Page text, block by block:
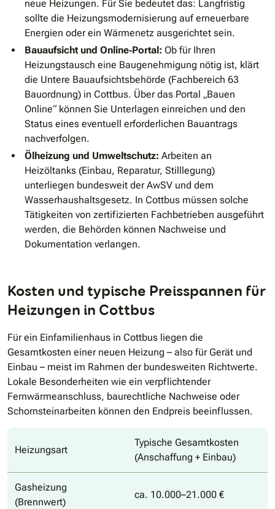
neue Heizungen. Für Sie bedeutet das: Langfristig
sollte die Heizungsmodernisierung auf erneuerbare
Energien oder ein Wärmenetz ausgerichtet sein.
Bauaufsicht und Online‐Portal: Ob für Ihren
Heizungstausch eine Baugenehmigung nötig ist, klärt
die Untere Bauaufsichtsbehörde (Fachbereich 63
Bauordnung) in Cottbus. Über das Portal „Bauen
Online“ können Sie Unterlagen einreichen und den
Status eines eventuell erforderlichen Bauantrags
nachverfolgen.
Ölheizung und Umweltschutz: Arbeiten an
Heizöltanks (Einbau, Reparatur, Stilllegung)
unterliegen bundesweit der AwSV und dem
Wasserhaushaltsgesetz. In Cottbus müssen solche
Tätigkeiten von zertifizierten Fachbetrieben ausgeführt
werden, die Behörden können Nachweise und
Dokumentation verlangen.
Kosten und typische Preisspannen für
Heizungen in Cottbus
Für ein Einfamilienhaus in Cottbus liegen die
Gesamtkosten einer neuen Heizung – also für Gerät und
Einbau – meist im Rahmen der bundesweiten Richtwerte.
Lokale Besonderheiten wie ein verpflichtender
Fernwärmeanschluss, baurechtliche Nachweise oder
Schornsteinarbeiten können den Endpreis beeinflussen.
Heizungsart
Typische Gesamtkosten
(Anschaffung + Einbau)
Gasheizung
(Brennwert)
ca. 10.000–21.000 €